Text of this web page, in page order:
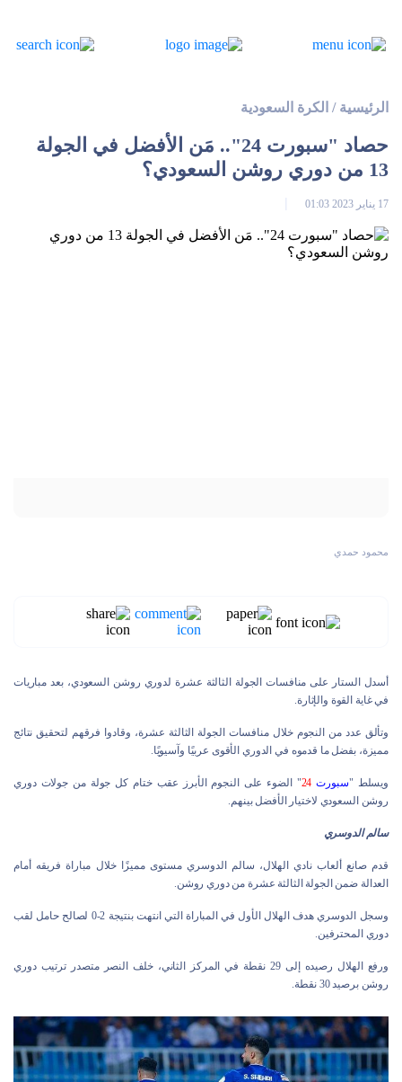
الرئيسية / الكرة السعودية
حصاد "سبورت 24".. مَن الأفضل في الجولة
13 من دوري روشن السعودي؟
17 يناير 2023 01:03
محمود حمدي
أسدل الستار على منافسات الجولة الثالثة عشرة لدوري روشن السعودي، بعد مباريات
في غاية القوة والإثارة.
وتألق عدد من النجوم خلال منافسات الجولة الثالثة عشرة، وقادوا فرقهم لتحقيق نتائج
مميزة، بفضل ما قدموه في الدوري الأقوى عربيًا وآسيويًا.
ويسلط "سبورت 24" الضوء على النجوم الأبرز عقب ختام كل جولة من جولات دوري
روشن السعودي لاختيار الأفضل بينهم.
سالم الدوسري
قدم صانع ألعاب نادي الهلال، سالم الدوسري مستوى مميزًا خلال مباراة فريقه أمام
العدالة ضمن الجولة الثالثة عشرة من دوري روشن.
وسجل الدوسري هدف الهلال الأول في المباراة التي انتهت بنتيجة 2-0 لصالح حامل لقب
دوري المحترفين.
ورفع الهلال رصيده إلى 29 نقطة في المركز الثاني، خلف النصر متصدر ترتيب دوري
روشن برصيد 30 نقطة.